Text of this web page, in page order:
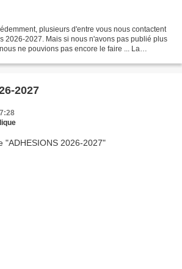
plusieurs d'entre vous nous contactent
2026-2027. Mais si nous n'avons pas publié plus
ne pouvions pas encore le faire ... La
2027